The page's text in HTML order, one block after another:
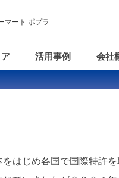
マート ポプラ
活用事例 会社
はじめ各国で国際特許を